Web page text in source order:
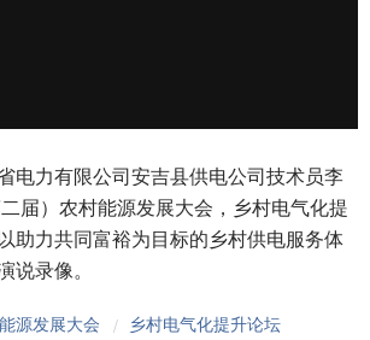
电力有限公司安吉县供电公司技术员李
届）农村能源发展大会，乡村电气化提
助力共同富裕为目标的乡村供电服务体
说录像。
源发展大会 / 乡村电气化提升论坛